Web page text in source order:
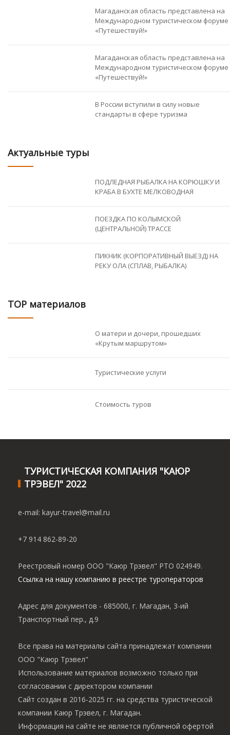
Магаданская область представлена на
Международном туристическом форуме
«Путешествуй!»
Магаданская область представлена на
Международном туристическом форуме
«Путешествуй!»
В России вступили в силу новые
стандарты в сфере туризма
Актуальные туры
ПОДЛЕДНАЯ РЫБАЛКА НА КОРЮШКУ И
КРАБА В БУХТЕ МЕЛКОВОДНАЯ
ПОЕЗДКА ПО КОЛЫМСКОЙ
(ЦЕНТРАЛЬНОЙ) ТРАССЕ
ПИКНИК (КОРПОРАТИВНЫЙ ВЫЕЗД) НА
РЕКУ ОЛА (СПЛАВ, РЫБАЛКА)
TOP материалов
О матери и дочери, прошедших
«Крутым маршрутом»
Туристические услуги
Стоимость туров
ТУРИСТИЧЕСКАЯ КОМПАНИЯ "КАЮР
ТРЭВЕЛ" 2022
e-mail: kayur-travel@mail.ru
+7 914 862-89-20
Реестровый номер ООО "Каюр Трэвел" РТО 024949.
Ссылка на нашу компанию в реестре туроператоров
Адрес для документов - 685000, г. Магадан, 3-ий
Транспортный пер., д.9
Все права на материалы сайта принадлежат компании
ООО "Каюр Трэвел"
Использование материалов возможно только при
согласовании с директором компании
Сайт создан в 2016-2025 гг. на средства туристической
компании Каюр Трэвел, г. Магадан.
Информация на сайте не является публичной офертой